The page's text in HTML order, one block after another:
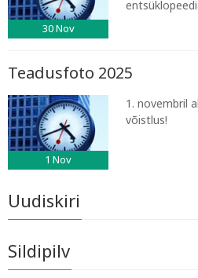
30Nov
Teadusfoto 2025
1 Nov
1. novembril
võistlus!
Uudiskiri
Sildipilv